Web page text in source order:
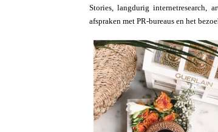
Stories, langdurig internetresearch,
afspraken met PR-bureaus en het